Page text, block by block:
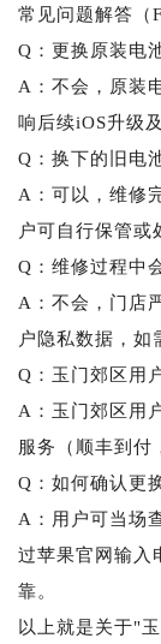
常见问题解答（
Q：更换原装电
A：不会，原装
响后续iOS升级
Q：换下的旧电
A：可以，维修
户可自行保管或
Q：维修过程中
A：不会，门店
户隐私数据，如
Q：玉门郊区用
A：玉门郊区用
服务（顺丰到付
Q：如何确认更
A：用户可当场
过苹果官网输入
靠。
以上就是关于"